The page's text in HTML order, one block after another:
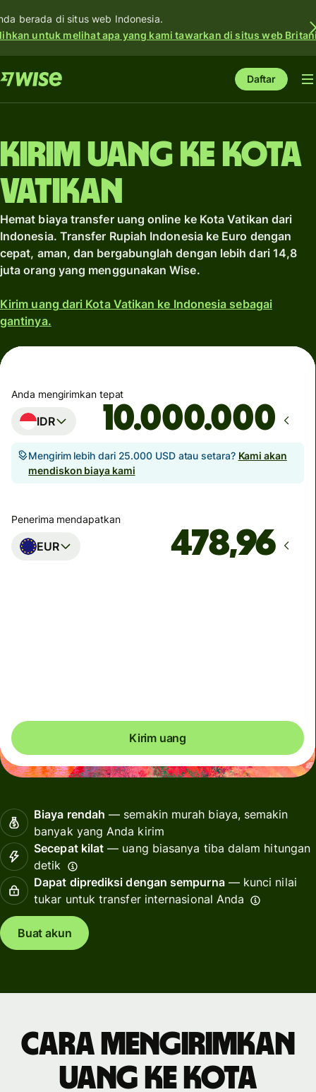
berada di situs web Indonesia.
untuk melihat apa yang kami tawarkan di situs web
Daftar
Kirim uang ke Kota
Vatikan
Hemat biaya transfer uang online ke Kota Vatikan dari
Indonesia. Transfer Rupiah Indonesia ke Euro dengan
cepat, aman, dan bergabunglah dengan lebih dari 14,8
juta orang yang menggunakan Wise.
Kirim uang dari Kota Vatikan ke Indonesia sebagai
gantinya.
Anda mengirimkan tepat
IDR
Mengirim lebih dari 25.000 USD atau setara? Kami akan
mendiskon biaya kami
Penerima mendapatkan
EUR
Kirim uang
Biaya rendah — semakin murah biaya, semakin
banyak yang Anda kirim
Secepat kilat — uang biasanya tiba dalam hitungan
detik
Dapat diprediksi dengan sempurna— kunci nilai
tukar untuk transfer internasional Anda
Buat akun
Cara mengirimkan
uang ke Kota